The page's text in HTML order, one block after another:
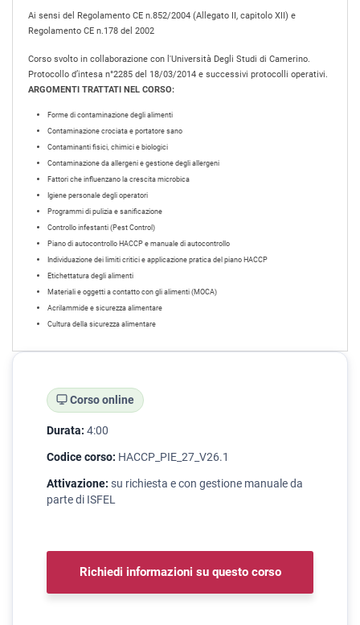
Ai sensi del Regolamento CE n.852/2004 (Allegato II, capitolo XII) e
Regolamento CE n.178 del 2002
Corso svolto in collaborazione con l'Università Degli Studi di Camerino.
Protocollo d’intesa n°2285 del 18/03/2014 e successivi protocolli operativi.
ARGOMENTI TRATTATI NEL CORSO:
Forme di contaminazione degli alimenti
Contaminazione crociata e portatore sano
Contaminanti fisici, chimici e biologici
Contaminazione da allergeni e gestione degli allergeni
Fattori che influenzano la crescita microbica
Igiene personale degli operatori
Programmi di pulizia e sanificazione
Controllo infestanti (Pest Control)
Piano di autocontrollo HACCP e manuale di autocontrollo
Individuazione dei limiti critici e applicazione pratica del piano HACCP
Etichettatura degli alimenti
Materiali e oggetti a contatto con gli alimenti (MOCA)
Acrilammide e sicurezza alimentare
Cultura della sicurezza alimentare
Corso online
Durata: 4:00
Codice corso: HACCP_PIE_27_V26.1
Attivazione: su richiesta e con gestione manuale da
parte di ISFEL
Richiedi informazioni su questo corso